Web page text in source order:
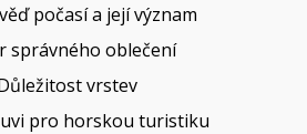
počasí a její význam
správného oblečení
vrstev
pro horskou turistiku